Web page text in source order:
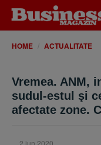
HOME ACTUALITATE
Vremea. ANM,
sudul-estul şi
afectate zone.
2 iun 2020